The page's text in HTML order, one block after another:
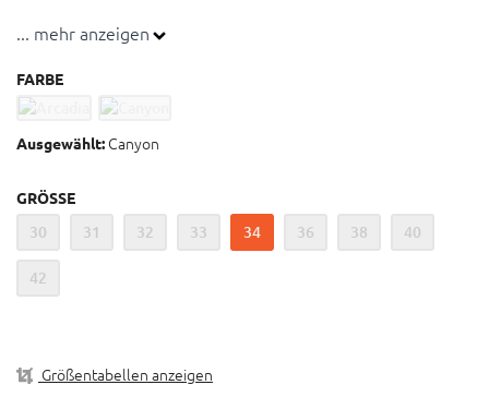
Rugged Flex - Erleichtert die Bewegung
Sitzt leicht unterhalb der Taille
Lange Hose
Münztasche in der rechten Vordertasche
... mehr anzeigen
FARBE
Ausgewählt: Canyon
GRÖSSE
30 31 32 33 34 36 38 40
42
Größentabellen anzeigen